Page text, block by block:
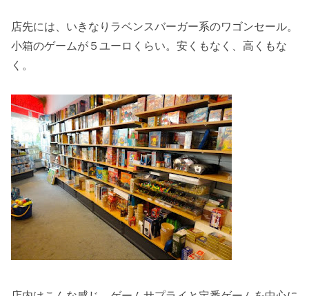
店先には、いきなりラベンスバーガー系のワゴンセール。
小箱のゲームが５ユーロくらい。安くもなく、高くもな
く。